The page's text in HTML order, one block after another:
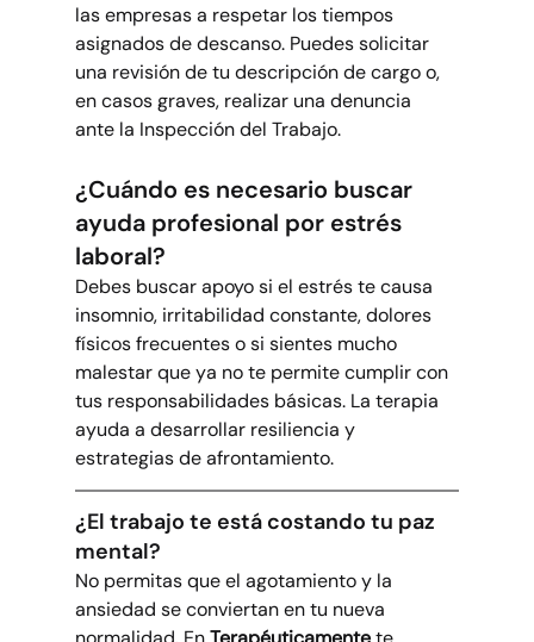
las empresas a respetar los tiempos
asignados de descanso. Puedes solicitar
una revisión de tu descripción de cargo o,
en casos graves, realizar una denuncia
ante la Inspección del Trabajo.
¿Cuándo es necesario buscar
ayuda profesional por estrés
laboral?
Debes buscar apoyo si el estrés te causa
insomnio, irritabilidad constante, dolores
físicos frecuentes o si sientes mucho
malestar que ya no te permite cumplir con
tus responsabilidades básicas. La terapia
ayuda a desarrollar resiliencia y
estrategias de afrontamiento.
¿El trabajo te está costando tu paz
mental?
No permitas que el agotamiento y la
ansiedad se conviertan en tu nueva